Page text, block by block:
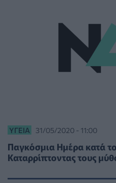
ΥΓΕΊΑ 31/05/2020 - 11:00
Παγκόσμια Ημέρα κατά
Καταρρίπτοντας τους